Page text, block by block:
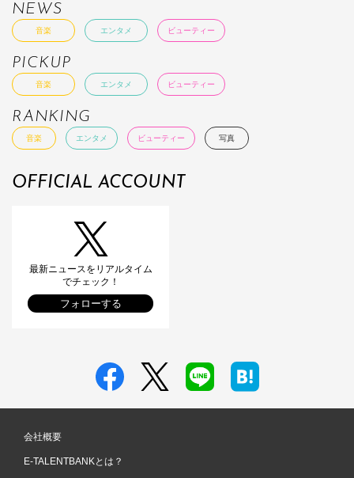
NEWS
音楽 エンタメ ビューティー
PICKUP
音楽 エンタメ ビューティー
RANKING
音楽 エンタメ ビューティー 写真
OFFICIAL ACCOUNT
最新ニュースをリアルタイム
でチェック！
フォローする
会社概要
E-TALENTBANKとは？